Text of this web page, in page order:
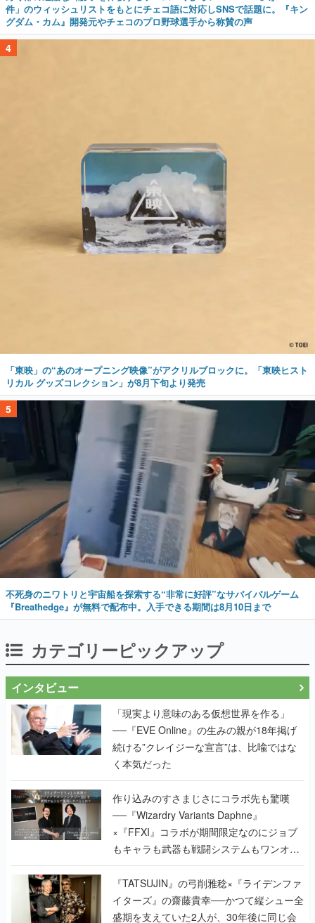
件」のウィッシュリストをもとにチェコ語に対応しSNSで話題に。『キン
グダム・カム』開発元やチェコのプロ野球選手から称賛の声
4
「東映」の“あのオープニング映像”がアクリルブロックに。「東映ヒスト
リカル グッズコレクション」が8月下旬より発売
5
不死身のニワトリと宇宙船を探索する“非常に好評”なサバイバルゲーム
『Breathedge』が無料で配布中。入手できる期間は8月10日まで
カテゴリーピックアップ
インタビュー
「現実より意味のある仮想世界を作る」
──『EVE Online』の生みの親が18年掲げ
続ける”クレイジーな宣言”は、比喩ではな
く本気だった
作り込みのすさまじさにコラボ先も驚嘆
──『Wizardry Variants Daphne』
×『FFXI』コラボが期間限定なのにジョブ
もキャラも武器も戦闘システムもワンオフ
で作り込まれた理由を両ディレクターに聞
く
『TATSUJIN』の弓削雅稔×『ライデンファ
イターズ』の齋藤貴幸──かつて縦シュー全
盛期を支えていた2人が、30年後に同じ会